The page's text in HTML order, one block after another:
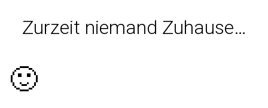
Zurzeit niemand Zuhause…
🙂